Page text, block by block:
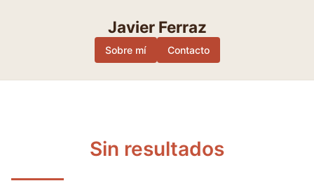
Javier Ferraz
Sobre mí Contacto
Sin resultados